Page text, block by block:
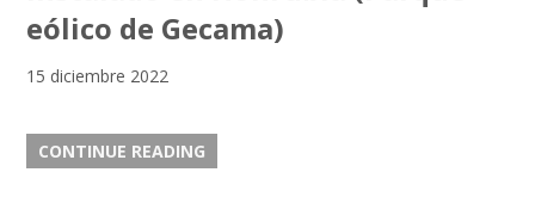
eólico de Gecama)
15 diciembre 2022
CONTINUE READING